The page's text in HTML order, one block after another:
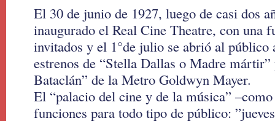
El 30 de junio de 1927, luego de casi dos
inaugurado el Real Cine Theatre, con una
invitados y el 1°de julio se abrió al público
estrenos de “Stella Dallas o Madre
Bataclán” de la Metro Goldwyn Mayer.
El “palacio del cine y de la música”
funciones para todo tipo de público: